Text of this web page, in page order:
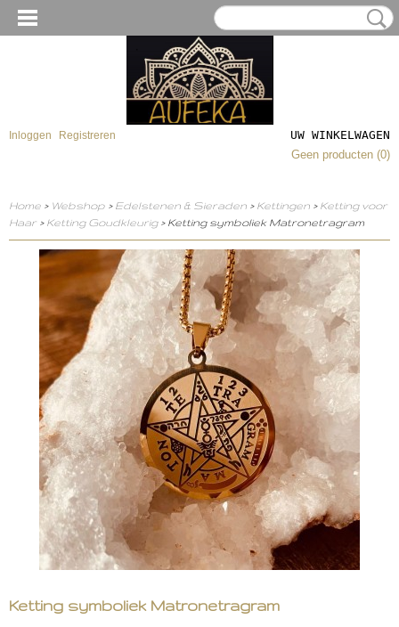
Inloggen Registreren
UW WINKELWAGEN
Geen producten (0)
Home > Webshop > Edelstenen & Sieraden > Kettingen > Ketting voor
Haar > Ketting Goudkleurig> Ketting symboliek Matronetragram
Ketting symboliek Matronetragram